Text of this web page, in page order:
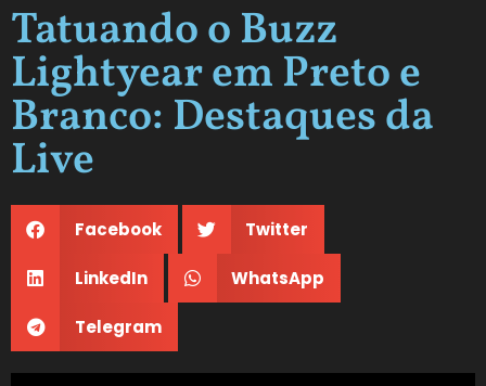
Tatuando o Buzz
Lightyear em Preto e
Branco: Destaques da
Live
Facebook Twitter
LinkedIn WhatsApp
Telegram